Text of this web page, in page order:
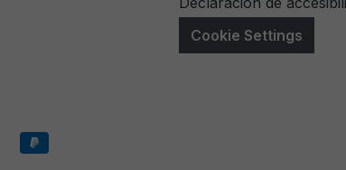
Cookie Settings